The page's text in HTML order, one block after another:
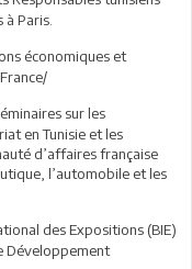
Paris.
économiques et
sur les
en Tunisie et les
d’affaires française
l’automobile et les
des Expositions (BIE)
Développement